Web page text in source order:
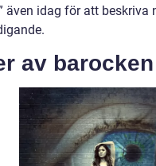
även idag för att
av